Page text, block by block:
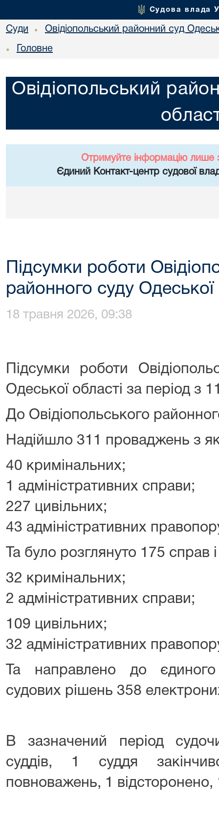
Судова влада
Суди • Овідіопольський районний суд
• Головне
Овідіопольський
Отримуйте інформацію лише
Єдиний Контакт-центр судової
Підсумки роботи
районного суду Одеської
18 травня 2026, 09:38
Підсумки роботи
Одеської області за період з
До Овідіопольського
Надійшло 311 проваджень з
40 кримінальних;
1 адміністративних справи;
227 цивільних;
43 адміністративних
Та було розглянуто 175 справ
32 кримінальних;
2 адміністративних справи;
109 цивільних;
32 адміністративних
Та направлено до
судових рішень 358
В зазначений період
суддів, 1 суддя
повноважень, 1 відсторонено,